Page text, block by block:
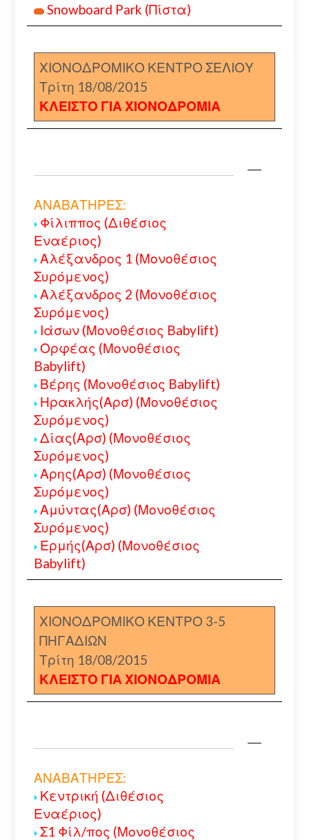
Snowboard Park (Πίστα)
ΧΙΟΝΟΔΡΟΜΙΚΟ ΚΕΝΤΡΟ ΣΕΛΙΟΥ
Τρίτη 18/08/2015
ΚΛΕΙΣΤΟ ΓΙΑ ΧΙΟΝΟΔΡΟΜΙΑ
ΑΝΑΒΑΤΗΡΕΣ:
Φίλιππος (Διθέσιος
Εναέριος)
Αλέξανδρος 1 (Μονοθέσιος
Συρόμενος)
Αλέξανδρος 2 (Μονοθέσιος
Συρόμενος)
Ιάσων (Μονοθέσιος Babylift)
Ορφέας (Μονοθέσιος
Babylift)
Βέρης (Μονοθέσιος Babylift)
Ηρακλής(Αρσ) (Μονοθέσιος
Συρόμενος)
Δίας(Αρσ) (Μονοθέσιος
Συρόμενος)
Αρης(Αρσ) (Μονοθέσιος
Συρόμενος)
Αμύντας(Αρσ) (Μονοθέσιος
Συρόμενος)
Ερμής(Αρσ) (Μονοθέσιος
Babylift)
ΧΙΟΝΟΔΡΟΜΙΚΟ ΚΕΝΤΡΟ 3-5
ΠΗΓΑΔΙΩΝ
Τρίτη 18/08/2015
ΚΛΕΙΣΤΟ ΓΙΑ ΧΙΟΝΟΔΡΟΜΙΑ
ΑΝΑΒΑΤΗΡΕΣ:
Κεντρική (Διθέσιος
Εναέριος)
Σ1 Φίλ/πος (Μονοθέσιος